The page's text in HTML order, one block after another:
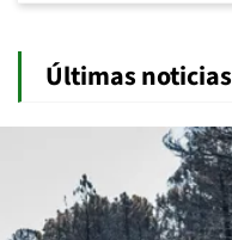
Últimas noticias